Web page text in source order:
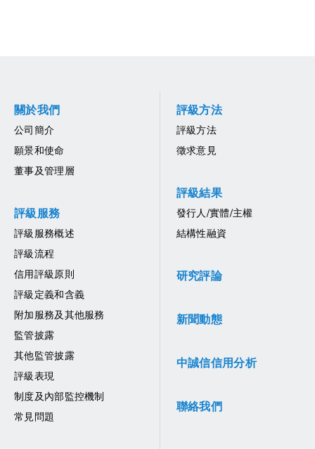
關於我們
公司簡介
願景和使命
董事及管理層
評級服務
評級服務概述
評級流程
信用評級原則
評級定義和含義
附加服務及其他服務
監管披露
其他監管披露
評級表現
制度及內部監控機制
常見問題
評級方法
評級方法
徵求意見
評級結果
發行人/實體/主權
結構性融資
研究評論
新聞動態
中誠信信用分析
聯絡我們